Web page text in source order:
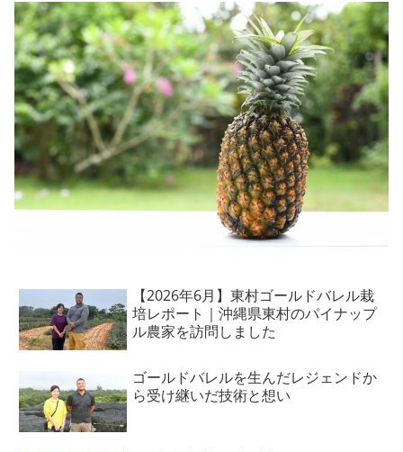
【2026年6月】東村ゴールドバレル栽
培レポート｜沖縄県東村のパイナップ
ル農家を訪問しました
ゴールドバレルを生んだレジェンドか
ら受け継いだ技術と想い